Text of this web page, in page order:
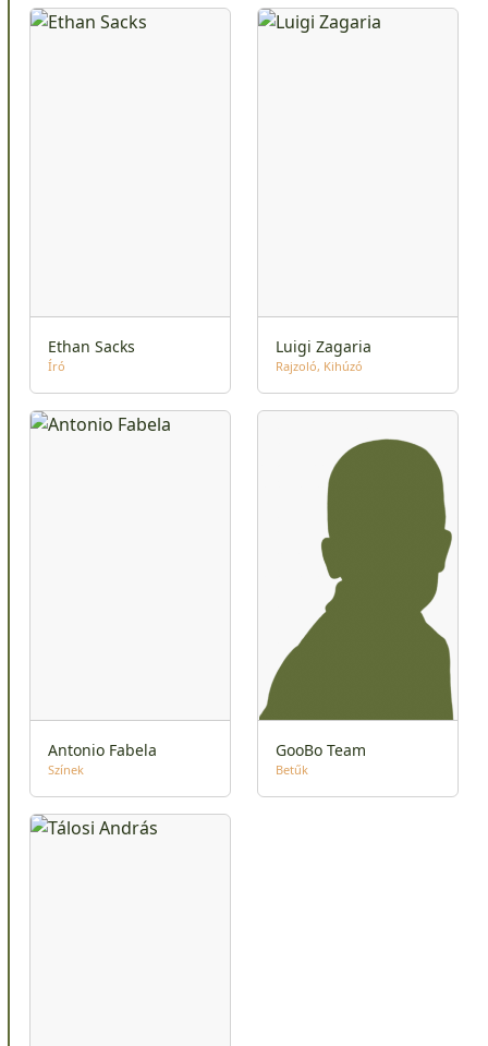
Ethan Sacks
Író
Luigi Zagaria
Rajzoló Kihúzó
Antonio Fabela
Színek
GooBo Team
Betűk